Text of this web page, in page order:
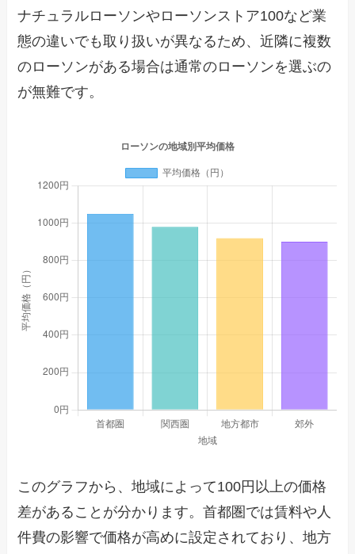
ナチュラルローソンやローソンストア100など業
態の違いでも取り扱いが異なるため、近隣に複数
のローソンがある場合は通常のローソンを選ぶの
が無難です。
このグラフから、地域によって100円以上の価格
差があることが分かります。首都圏では賃料や人
件費の影響で価格が高めに設定されており、地方